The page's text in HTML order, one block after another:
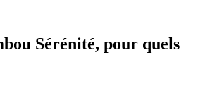
Sérénité, pour quels